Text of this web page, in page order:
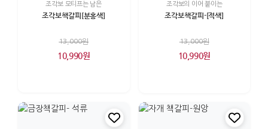
조각보 모티프는 남은
조각보책갈피[분홍색]
13,000원
10,990원
조각보의 이어 붙이는
조각보책갈피-[적색]
13,000원
10,990원